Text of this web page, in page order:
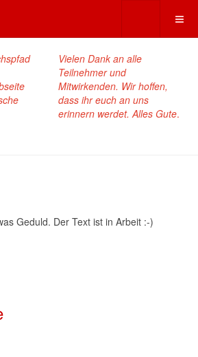
Vielen Dank an alle
Teilnehmer und
Mitwirkenden. Wir hoffen,
dass ihr euch an uns
erinnern werdet. Alles Gute.
Geduld. Der Text ist in Arbeit :-)